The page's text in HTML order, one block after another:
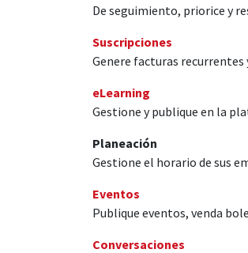
De seguimiento, priorice y
Suscripciones
Genere facturas
eLearning
Gestione y publique en la
Planeación
Gestione el horario de sus
Eventos
Publique eventos, venda
Conversaciones